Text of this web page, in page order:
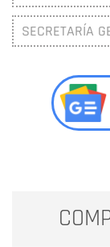
SECRETARÍA